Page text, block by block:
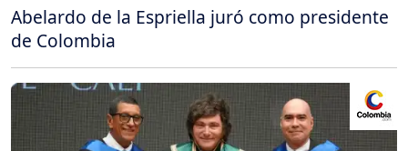
Abelardo de la Espriella juró como presidente
de Colombia